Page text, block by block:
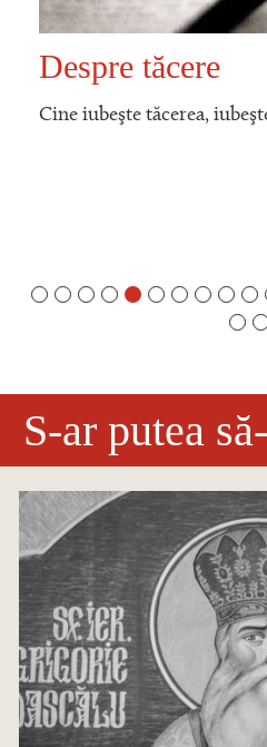
Despre tăcere
Cine iubeşte tăcerea,
S-ar putea